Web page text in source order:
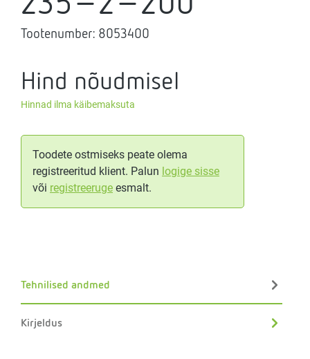
Tootenumber: 8053400
Hind nõudmisel
Hinnad ilma käibemaksuta
Toodete ostmiseks peate olema
registreeritud klient. Palun logige sisse
või registreeruge esmalt.
Tehnilised andmed
Kirjeldus